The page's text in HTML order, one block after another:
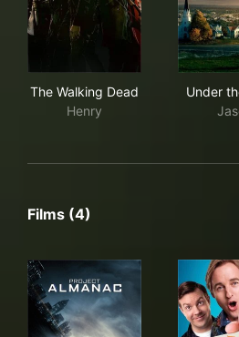
The Walking Dead
Henry
Under
Films (4)